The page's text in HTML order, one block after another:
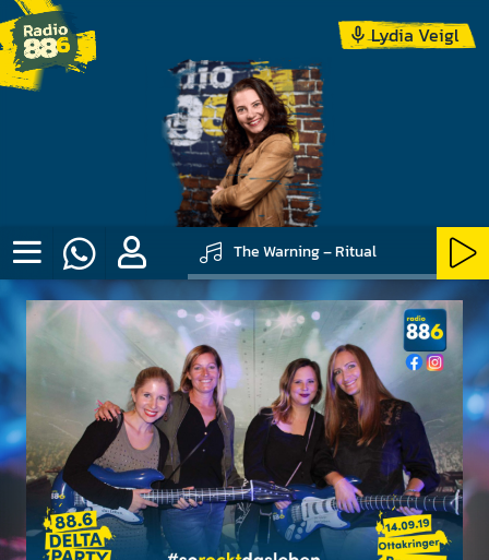
Lydia Veigl
The Warning – Ritual